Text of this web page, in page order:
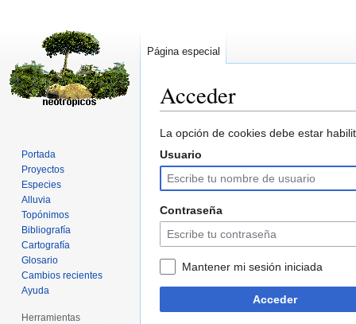
Acceder
Ir
a
la
navegación
Ir
a
la
búsqueda
La opción de cookies debe estar
Usuario
Contraseña
Mantener mi sesión iniciada
Acceder
Página especial
Portada
Proyectos
Especies
Alluvia
Topónimos
Bibliografía
Cartografía
Glosario
Cambios recientes
Ayuda
Herramientas